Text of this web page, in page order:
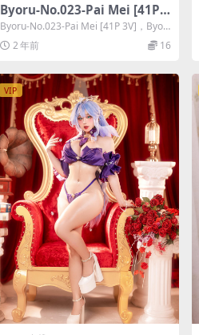
Byoru-No.023-Pai Mei [41P 3
V]
Byoru-No.023-Pai Mei [41P 3V]，Byor
u在线作品导...
2 年前 16
VIP